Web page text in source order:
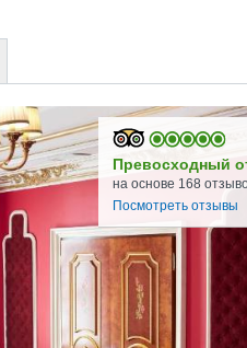
Превосходный
на основе 168
Посмотреть отзывы